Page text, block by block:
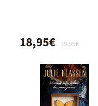
19,95€
18,95€